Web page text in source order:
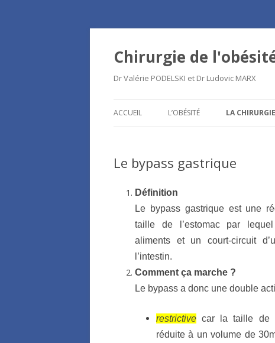
Chirurgie de
Dr Valérie PODELSKI et Dr Ludovic MARX
ACCUEIL L’OBÉSITÉ LA
Le bypass gastrique
Définition
Le bypass gastrique est une
taille de l’estomac par
aliments et un court-circuit
l’intestin.
Comment ça marche ?
Le bypass a donc une double
restrictive car la taille de
réduite à un volume de